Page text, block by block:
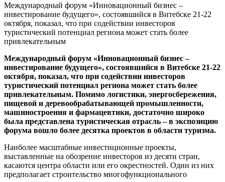
Международный форум «Инновационный бизнес –
инвестирование будущего», состоявшийся в Витебске 21-22
октября, показал, что при содействии инвесторов
туристический потенциал региона может стать более
привлекательным
Международный форум «Инновационный бизнес –
инвестирование будущего», состоявшийся в Витебске 21-22
октября, показал, что при содействии инвесторов
туристический потенциал региона может стать более
привлекательным. Помимо логистики, энергосбережения,
пищевой и деревообрабатывающей промышленности,
машиностроения и фармацевтики, достаточно широко
была представлена туристическая отрасль – в экспозицию
форума вошло более десятка проектов в области туризма.
Наиболее масштабные инвестиционные проекты,
выставленные на обозрение инвесторов из десяти стран,
касаются центра области или его окрестностей. Один из них
предполагает строительство многофункционального